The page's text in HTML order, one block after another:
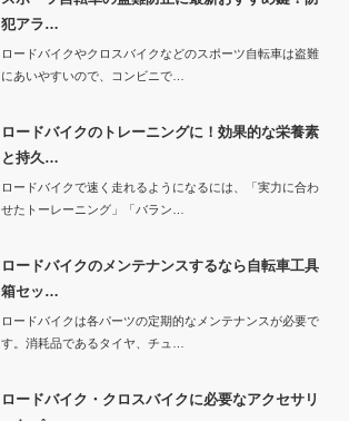
犯アラ…
ロードバイクやクロスバイクなどのスポーツ自転車は盗難
にあいやすいので、コンビニで…
ロードバイクのトレーニングに！効果的な栄養素
と持久…
ロードバイクで速く走れるようになるには、「実力に合わ
せたトーレーニング」「バラン…
ロードバイクのメンテナンスするなら自転車工具
箱セッ…
ロードバイクは各パーツの定期的なメンテナンスが必要で
す。消耗品であるタイヤ、チュ…
ロードバイク・クロスバイクに必要なアクセサリ